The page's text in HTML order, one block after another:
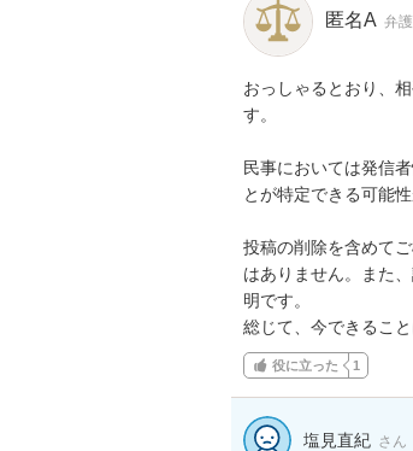
匿名A 弁
おっしゃるとおり、
す。
民事においては発信
とが特定できる可能性
投稿の削除を含めて
はありません。また
明です。
総じて、今できるこ
役に立った 1
塩見直紀 さん